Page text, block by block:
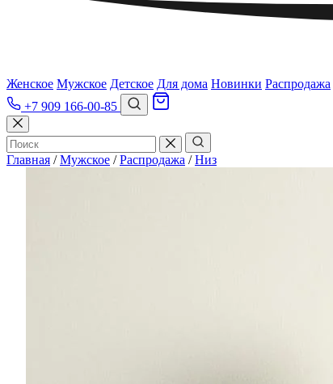
Женское Мужское Детское Для дома Новинки Распродажа
+7 909 166-00-85
Главная / Мужское / Распродажа / Низ